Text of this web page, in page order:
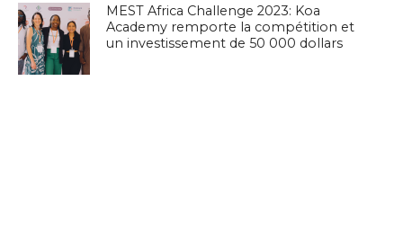
MEST Africa Challenge 2023: Koa
Academy remporte la compétition et
un investissement de 50 000 dollars